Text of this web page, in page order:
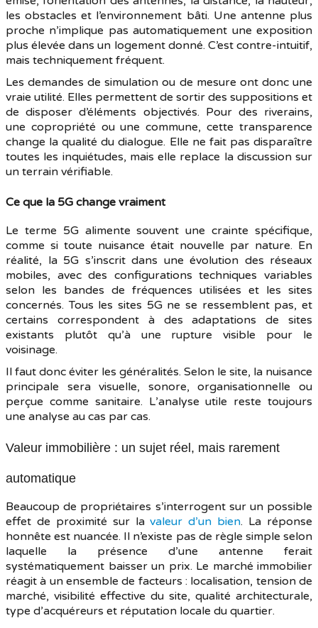
les obstacles et l’environnement bâti. Une antenne plus
proche n’implique pas automatiquement une exposition
plus élevée dans un logement donné. C’est contre-intuitif,
mais techniquement fréquent.
Les demandes de simulation ou de mesure ont donc une
vraie utilité. Elles permettent de sortir des suppositions et
de disposer d’éléments objectivés. Pour des riverains,
une copropriété ou une commune, cette transparence
change la qualité du dialogue. Elle ne fait pas disparaître
toutes les inquiétudes, mais elle replace la discussion sur
un terrain vérifiable.
Ce que la 5G change vraiment
Le terme 5G alimente souvent une crainte spécifique,
comme si toute nuisance était nouvelle par nature. En
réalité, la 5G s’inscrit dans une évolution des réseaux
mobiles, avec des configurations techniques variables
selon les bandes de fréquences utilisées et les sites
concernés. Tous les sites 5G ne se ressemblent pas, et
certains correspondent à des adaptations de sites
existants plutôt qu’à une rupture visible pour le
voisinage.
Il faut donc éviter les généralités. Selon le site, la nuisance
principale sera visuelle, sonore, organisationnelle ou
perçue comme sanitaire. L’analyse utile reste toujours
une analyse au cas par cas.
Valeur immobilière : un sujet réel, mais rarement
automatique
Beaucoup de propriétaires s’interrogent sur un possible
effet de proximité sur lavaleur d’un bien. La réponse
honnête est nuancée. Il n’existe pas de règle simple selon
laquelle la présence d’une antenne ferait
systématiquement baisser un prix. Le marché immobilier
réagit à un ensemble de facteurs : localisation, tension de
marché, visibilité effective du site, qualité architecturale,
type d’acquéreurs et réputation locale du quartier.